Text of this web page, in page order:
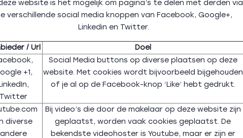
website is het mogelijk om pagina’s te delen met derden via
verschillende social media knoppen van Facebook, Google+,
Linkedin en Twitter.
/ Url
Doel
+1,
Twitter
Social Media buttons op diverse plaatsen op deze
website. Met cookies wordt bijvoorbeeld bijgehouden
of je al op de Facebook-knop ‘Like’ hebt gedrukt.
diverse
andere
Bij video’s die door de makelaar op deze website zijn
geplaatst, worden vaak cookies geplaatst. De
bekendste videohoster is Youtube, maar er zijn er